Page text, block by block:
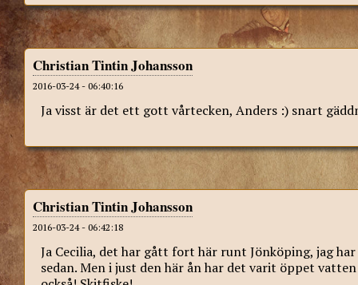
Christian Tintin Johansson
2016-03-24 - 06:40:16
Ja visst är det ett gott vårtecken, Anders :) snart
Christian Tintin Johansson
2016-03-24 - 06:42:18
Ja Cecilia, det har gått fort här runt Jönköping, jag
sedan. Men i just den här ån har det varit öppet